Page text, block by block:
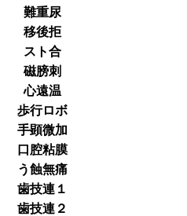
難重尿
移後拒
スト合
磁膀刺
心遠温
歩行ロボ
手顕微加
口腔粘膜
う蝕無痛
歯技連１
歯技連２